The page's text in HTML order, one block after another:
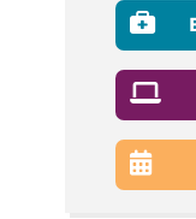
American
Exercise
American
How much
Enlace
Colleen de